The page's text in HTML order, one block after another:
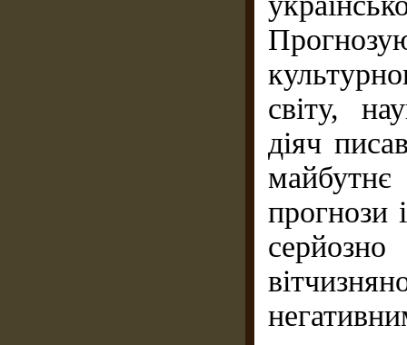
світу,
діяч
прогнози